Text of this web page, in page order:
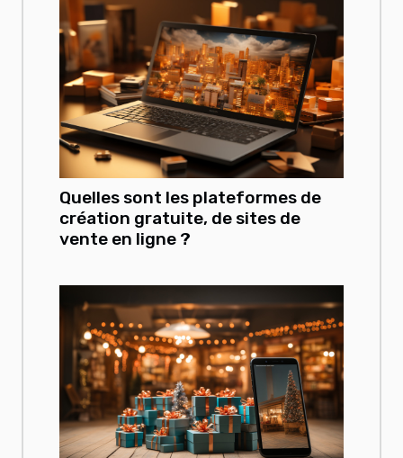
Quelles sont les plateformes de
création gratuite, de sites de
vente en ligne ?